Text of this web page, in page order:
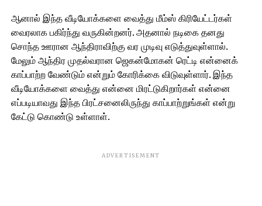
ஆனால் இந்த வீடியோக்களை வைத்து மீம்ஸ் கிரியேட்டர்கள்
வைரலாக பகிர்ந்து வருகின்றனர். அதனால் நடிகை தனது
சொந்த ஊரான ஆந்திராவிற்கு வர முடிவு எடுத்துவுள்ளால்.
மேலும் ஆந்திர முதல்வரான ஜெகன்மோகன் ரெட்டி என்னைக்
காப்பாற்ற வேண்டும் என்றும் கோரிக்கை விடுவுள்ளார். இந்த
வீடியோக்களை வைத்து என்னை மிரட்டுகிறார்கள் என்னை
எப்படியாவது இந்த பிரட்சனைலிருந்து காப்பாற்றுங்கள் என்று
கேட்டு கொண்டு உள்ளாள்.
ADVERTISEMENT